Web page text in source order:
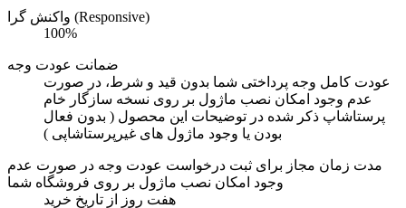
واکنش گرا (Responsive)
100%
ضمانت عودت وجه
عودت کامل وجه پرداختی شما بدون قید و شرط، در صورت
عدم وجود امکان نصب ماژول بر روی نسخه سازگار خام
پرستاشاپ ذکر شده در توضیحات این محصول ( بدون فعال
بودن یا وجود ماژول های غیرپرستاشاپی )
مدت زمان مجاز برای ثبت درخواست عودت وجه در صورت عدم
وجود امکان نصب ماژول بر روی فروشگاه شما
هفت روز از تاریخ خرید